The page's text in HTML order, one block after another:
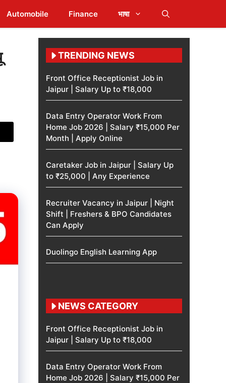
Automobile Finance भाषा
TRENDING NEWS
Front Office Receptionist Job in
Jaipur | Salary Up to ₹18,000
Data Entry Operator Work From
Home Job 2026 | Salary ₹15,000 Per
Month | Apply Online
Caretaker Job in Jaipur | Salary Up
to ₹25,000 | Any Experience
Recruiter Vacancy in Jaipur | Night
Shift | Freshers & BPO Candidates
Can Apply
Duolingo English Learning App
NEWS CATEGORY
Front Office Receptionist Job in
Jaipur | Salary Up to ₹18,000
Data Entry Operator Work From
Home Job 2026 | Salary ₹15,000 Per